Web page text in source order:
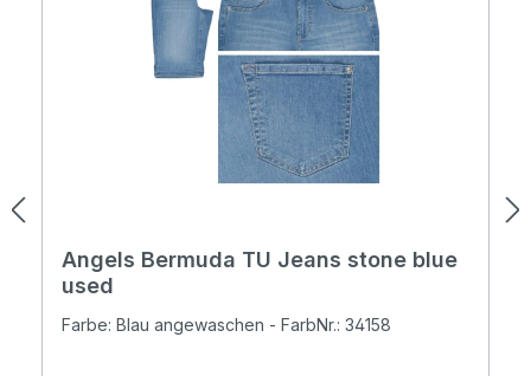
Angels Bermuda TU Jeans stone blue
used
Farbe: Blau angewaschen - FarbNr.: 34158